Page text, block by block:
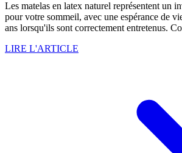
Les matelas en latex naturel représentent un
pour votre sommeil, avec une espérance de
ans lorsqu'ils sont correctement entretenus.
LIRE L'ARTICLE